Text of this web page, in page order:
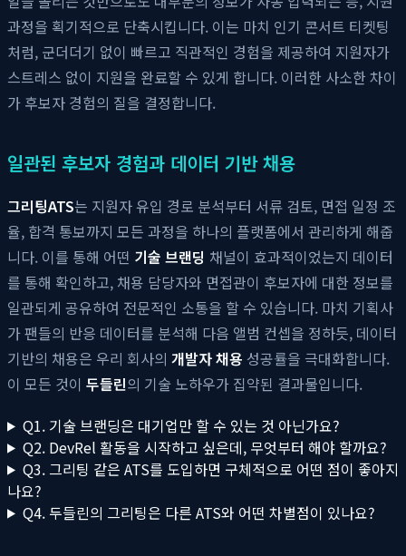
과정을 획기적으로 단축시킵니다. 이는 마치 인기 콘서트 티켓팅
처럼, 군더더기 없이 빠르고 직관적인 경험을 제공하여 지원자가
스트레스 없이 지원을 완료할 수 있게 합니다. 이러한 사소한 차이
가 후보자 경험의 질을 결정합니다.
일관된 후보자 경험과 데이터 기반 채용
그리팅ATS는 지원자 유입 경로 분석부터 서류 검토, 면접 일정 조
율, 합격 통보까지 모든 과정을 하나의 플랫폼에서 관리하게 해줍
니다. 이를 통해 어떤 기술 브랜딩 채널이 효과적이었는지 데이터
를 통해 확인하고, 채용 담당자와 면접관이 후보자에 대한 정보를
일관되게 공유하여 전문적인 소통을 할 수 있습니다. 마치 기획사
가 팬들의 반응 데이터를 분석해 다음 앨범 컨셉을 정하듯, 데이터
기반의 채용은 우리 회사의 개발자 채용 성공률을 극대화합니다.
이 모든 것이 두들린의 기술 노하우가 집약된 결과물입니다.
Q1. 기술 브랜딩은 대기업만 할 수 있는 것 아닌가요?
Q2. DevRel 활동을 시작하고 싶은데, 무엇부터 해야 할까요?
Q3. 그리팅 같은 ATS를 도입하면 구체적으로 어떤 점이 좋아지
나요?
Q4. 두들린의 그리팅은 다른 ATS와 어떤 차별점이 있나요?